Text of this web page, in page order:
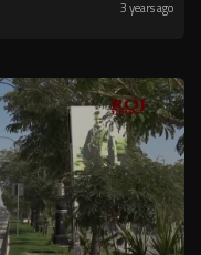
3 years ago